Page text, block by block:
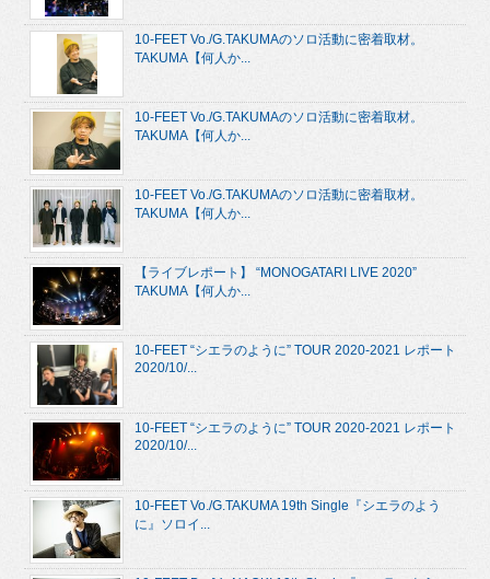
10-FEET Vo./G.TAKUMAのソロ活動に密着取材。
TAKUMA【何人か...
10-FEET Vo./G.TAKUMAのソロ活動に密着取材。
TAKUMA【何人か...
10-FEET Vo./G.TAKUMAのソロ活動に密着取材。
TAKUMA【何人か...
【ライブレポート】 “MONOGATARI LIVE 2020”
TAKUMA【何人か...
10-FEET “シエラのように” TOUR 2020-2021 レポート
2020/10/...
10-FEET “シエラのように” TOUR 2020-2021 レポート
2020/10/...
10-FEET Vo./G.TAKUMA 19th Single『シエラのよう
に』ソロイ...